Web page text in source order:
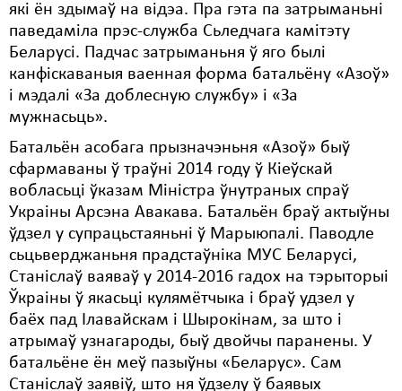
які ён здымаў на відэа. Пра гэта па затрыманьні
паведаміла прэс-служба Сьледчага камітэту
Беларусі. Падчас затрыманьня ў яго былі
канфіскаваныя ваенная форма батальёну «Азоў»
і мэдалі «За доблесную службу» і «За
мужнасьць».
Батальён асобага прызначэньня «Азоў» быў
сфармаваны ў траўні 2014 году ў Кіеўскай
вобласьці ўказам Міністра ўнутраных спраў
Украіны Арсэна Авакава. Батальён браў актыўны
ўдзел у супрацьстаяньні ў Марыюпалі. Паводле
сьцьверджаньня прадстаўніка МУС Беларусі,
Станіслаў ваяваў у 2014-2016 гадох на тэрыторыі
Ўкраіны ў якасьці кулямётчыка і браў удзел у
баёх пад Ілавайскам і Шырокінам, за што і
атрымаў узнагароды, быў двойчы паранены. У
батальёне ён меў пазыўны «Беларус». Сам
Станіслаў заявіў, што ня ўдзелу ў баявых
Правы працоўных
Сацыяльныя правы